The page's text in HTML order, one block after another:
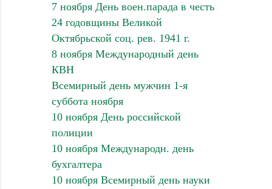
7 ноября День воен.парада в честь
24 годовщины Великой
Октябрьской соц. рев. 1941 г.
8 ноября Международный день
КВН
Всемирный день мужчин 1-я
суббота ноября
10 ноября День российской
полиции
10 ноября Международн. день
бухгалтера
10 ноября Всемирный день науки